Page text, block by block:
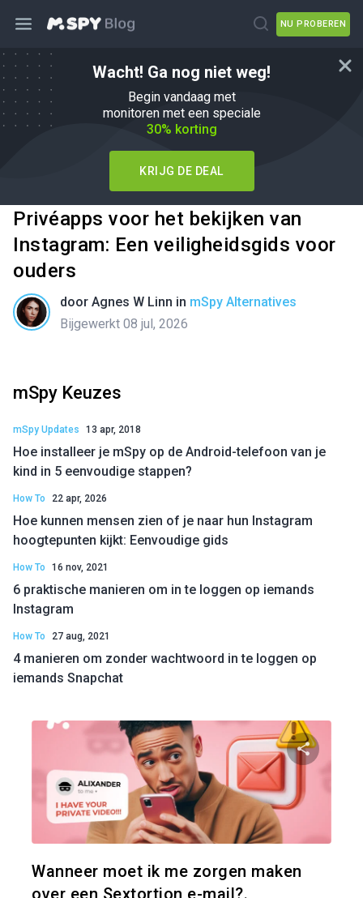
NU PROBEREN
Wacht! Ga nog niet weg!
Begin vandaag met
monitoren met een speciale
30% korting
KRIJG DE DEAL
Privéapps voor het bekijken van
Instagram: Een veiligheidsgids voor
ouders
door Agnes W Linn in mSpy Alternatives
Bijgewerkt 08 jul, 2026
mSpy Keuzes
mSpy Updates 13 apr, 2018
Hoe installeer je mSpy op de Android-telefoon van je
kind in 5 eenvoudige stappen?
How To 22 apr, 2026
Hoe kunnen mensen zien of je naar hun Instagram
hoogtepunten kijkt: Eenvoudige gids
How To 16 nov, 2021
6 praktische manieren om in te loggen op iemands
Instagram
How To 27 aug, 2021
4 manieren om zonder wachtwoord in te loggen op
iemands Snapchat
Wanneer moet ik me zorgen maken
over een Sextortion e-mail?.